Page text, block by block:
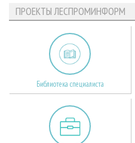
ПРОЕКТЫ ЛЕСПРОМИНФОРМ
Библиотека специалиста